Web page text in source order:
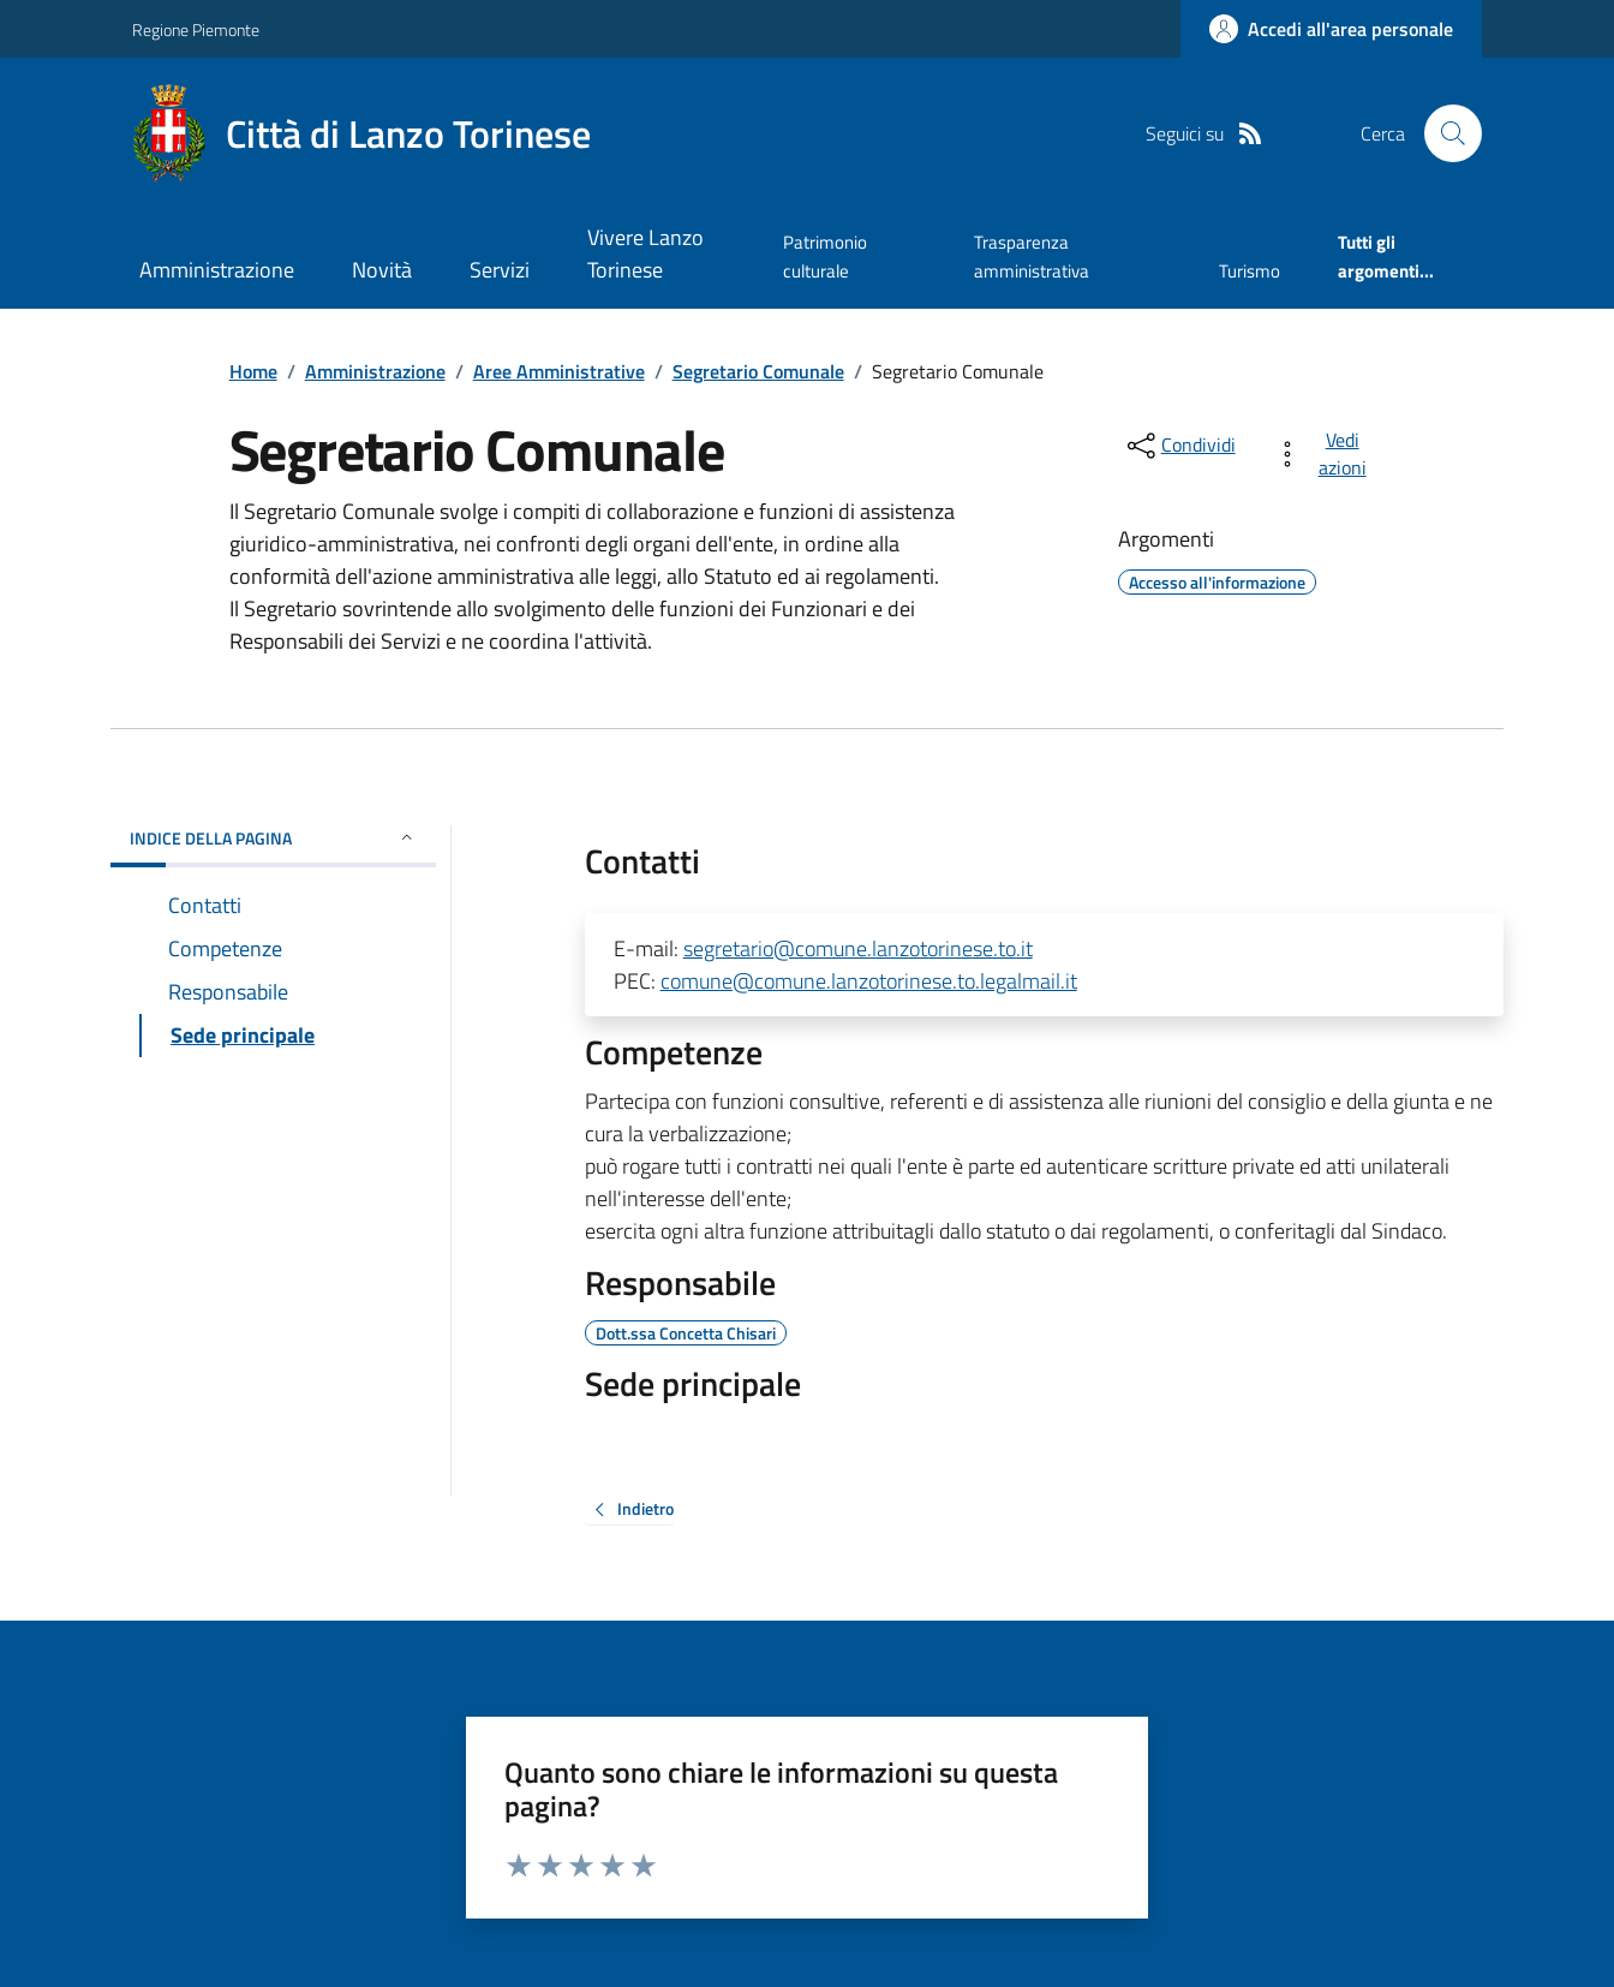
Regione Piemonte Accedi all'area personale
Città di Lanzo Torinese Seguici su Cerca
Amministrazione Novità Servizi
Vivere Lanzo
Torinese
Patrimonio
culturale
Trasparenza
amministrativa
Turismo
Tutti gli
argomenti...
Home / Amministrazione / Aree Amministrative / Segretario Comunale / Segretario Comunale
Segretario Comunale
Il Segretario Comunale svolge i compiti di collaborazione e funzioni di assistenza
giuridico-amministrativa, nei confronti degli organi dell'ente, in ordine alla
conformità dell'azione amministrativa alle leggi, allo Statuto ed ai regolamenti.
Il Segretario sovrintende allo svolgimento delle funzioni dei Funzionari e dei
Responsabili dei Servizi e ne coordina l'attività.
Condividi
Vedi
azioni
Argomenti
Accesso all'informazione
INDICE DELLA PAGINA
Contatti
Competenze
Responsabile
Sede principale
Contatti
E-mail:segretario@comune.lanzotorinese.to.it
PEC: comune@comune.lanzotorinese.to.legalmail.it
Competenze
Partecipa con funzioni consultive, referenti e di assistenza alle riunioni del consiglio e della giunta e ne
cura la verbalizzazione;
può rogare tutti i contratti nei quali l'ente è parte ed autenticare scritture private ed atti unilaterali
nell'interesse dell'ente;
esercita ogni altra funzione attribuitagli dallo statuto o dai regolamenti, o conferitagli dal Sindaco.
Responsabile
Dott.ssa Concetta Chisari
Sede principale
Indietro
Quanto sono chiare le informazioni su questa
pagina?
Valuta da 1 a 5 stelle la pagina